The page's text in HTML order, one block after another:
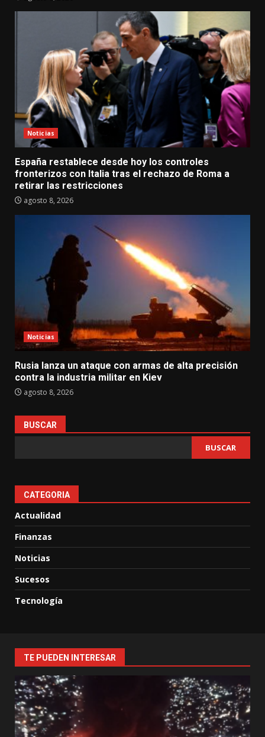
Noticias
España restablece desde hoy los controles
fronterizos con Italia tras el rechazo de Roma a
retirar las restricciones
agosto 8, 2026
Noticias
Rusia lanza un ataque con armas de alta precisión
contra la industria militar en Kiev
agosto 8, 2026
BUSCAR
BUSCAR
CATEGORIA
Actualidad
Finanzas
Noticias
Sucesos
Tecnología
TE PUEDEN INTERESAR